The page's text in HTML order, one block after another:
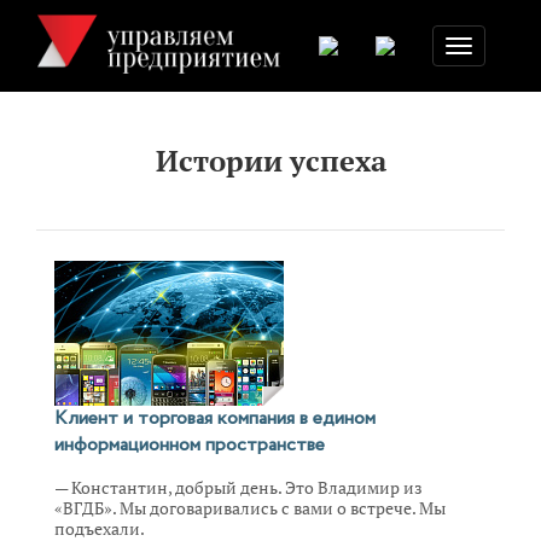
Toggle
navigation
Истории успеха
Клиент и торговая компания в едином
информационном пространстве
— Константин, добрый день. Это Владимир из
«ВГДБ». Мы договаривались с вами о встрече. Мы
подъехали.